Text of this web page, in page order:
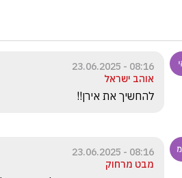
08:16 - 23.06.2025
אוהב ישראל
להחשיך את אירן!!
08:16 - 23.06.2025
מבט מרחוק